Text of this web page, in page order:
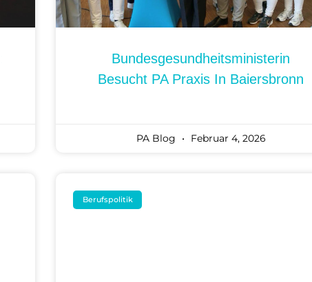
Bundesgesundheitsministerin
Besucht PA Praxis In Baiersbronn
PA Blog Februar 4, 2026
Berufspolitik